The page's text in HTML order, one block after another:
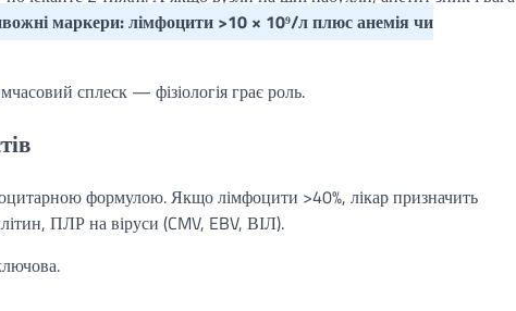
маркери: лімфоцити >10 × 10⁹/л плюс анемія чи
сплеск — фізіологія грає роль.
формулою. Якщо лімфоцити >40%, лікар призначить
ПЛР на віруси (CMV, EBV, ВІЛ).